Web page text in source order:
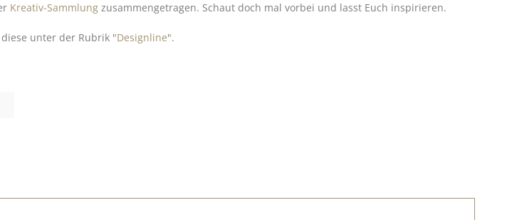
Kreativ-Sammlung zusammengetragen. Schaut doch mal vorbei und lasst Euch inspirieren.
unter der Rubrik "Designline".